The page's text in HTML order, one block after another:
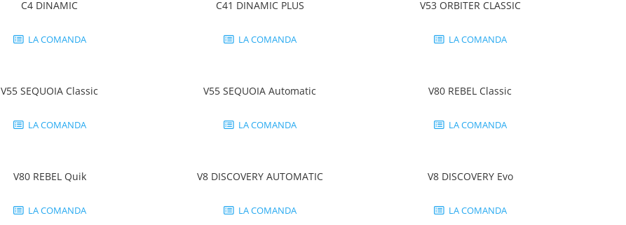
C4 DINAMIC
LA COMANDA
C41 DINAMIC PLUS
LA COMANDA
V53 ORBITER CLASSIC
LA COMANDA
V55 SEQUOIA Classic
LA COMANDA
V55 SEQUOIA Automatic
LA COMANDA
V80 REBEL Classic
LA COMANDA
V80 REBEL Quik
LA COMANDA
V8 DISCOVERY AUTOMATIC
LA COMANDA
V8 DISCOVERY Evo
LA COMANDA